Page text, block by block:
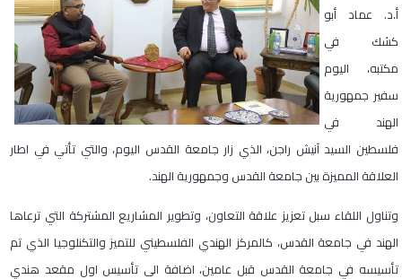
أ.د. عماد أبو
كشك في
مكتبه، اليوم
سفير جمهورية
الهند في
فلسطين السيد آنيش راجن، الذي زار جامعة القدس اليوم، والتي تأتي في اطار
العلاقة المميزة بين جامعة القدس وجمهورية الهند.
وتناول اللقاء سبل تعزيز علاقة التعاون، وتطوير المشاريع المشتركة التي ترعاها
الهند في جامعة القدس، كالمركز الهندي الفلسطيني للتميز والتكنلوجيا الذي تم
تأسيسه في جامعة القدس قبل عامين، اضافة الى تأسيس اول مقعد هندي